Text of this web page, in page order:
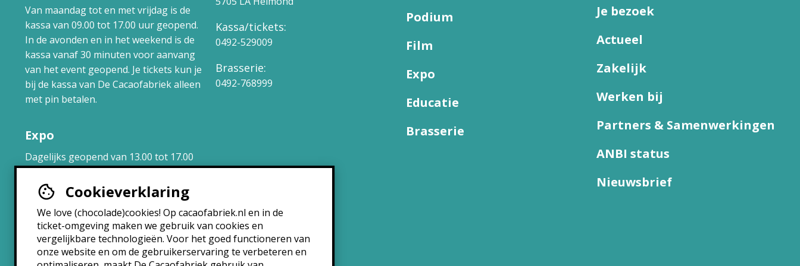
Cookieverklaring
We love (chocolade)cookies! Op cacaofabriek.nl en in de
ticket-omgeving maken we gebruik van cookies en
vergelijkbare technologieën. Voor het goed functioneren van
onze website en om de gebruikerservaring te verbeteren en
Van maandag tot en met vrijdag is de
kassa van 09.00 tot 17.00 uur geopend.
In de avonden en in het weekend is de
kassa vanaf 30 minuten voor aanvang
van het event geopend. Je tickets kun je
bij de kassa van De Cacaofabriek alleen
met pin betalen.
Expo
Dagelijks geopend van 13.00 tot 17.00
uur.
Brasserie
Maandag: 10:30 – 22:30
Dinsdag: 10:30 – 22:30
Woensdag: 10:30 – 22:30
Kassa/tickets:
0492-529009
Brasserie:
0492-768999
Podium
Film
Expo
Educatie
Brasserie
Je bezoek
Actueel
Zakelijk
Werken bij
Partners & Samenwerkingen
ANBI status
Nieuwsbrief